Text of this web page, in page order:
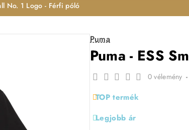
No. 1 Logo - Férfi póló
Puma
Puma - ESS
TOP termék
Legjobb ár
0 vélemény -